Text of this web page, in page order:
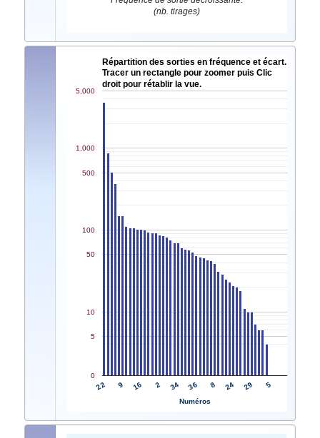
(nb. tirages)
Répartition des sorties en fréquence et écart.
Tracer un rectangle pour zoomer puis Clic
droit pour rétablir la vue.
22 9 16 2 34 36 8 24 29 5
0
5
10
50
100
500
1,000
5,000
Numéros